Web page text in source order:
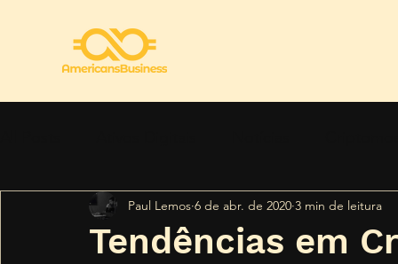
Regulamentação Segurança Tendências
Tendências em
Paul Lemos 6 de abr. de 2020 3 min de leitura